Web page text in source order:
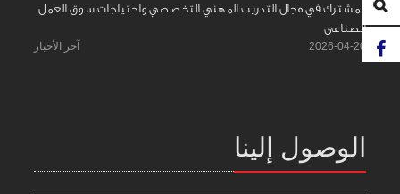
المشترك في مجال التدريب المهني التخصصي واحتياجات سوق العمل
الصناعي
2026-04-20 آخر الأخبار
الوصول إلينا